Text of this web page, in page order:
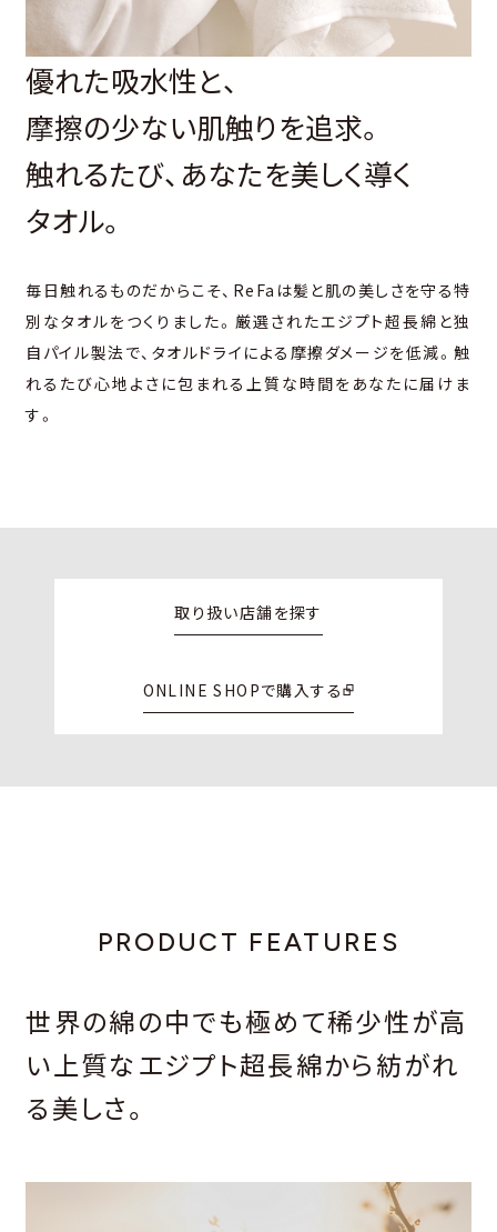
優れた吸水性と、
摩擦の少ない肌触りを追求。
触れるたび、あなたを美しく導く
タオル。
毎日触れるものだからこそ、 ReFaは髪と肌の美しさを守る特
別なタオルをつくりました。 厳選されたエジプト超長綿と独
自パイル製法で、 タオルドライによる摩擦ダメージを低減。触
れるたび心地よさに包まれる上質な時間をあなたに届けま
す。
取り扱い店舗を探す
ONLINE SHOPで購入する
PRODUCT FEATURES
世界の綿の中でも極めて稀少性が高
い上質なエジプト超長綿から紡がれ
る美しさ。